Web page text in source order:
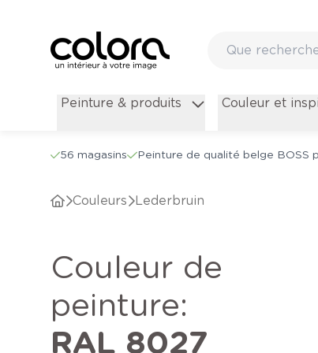
Peinture & produits Couleur et
56 magasins Peinture de qualité belge BOSS
Couleurs Lederbruin
Couleur de
peinture:
RAL 8027